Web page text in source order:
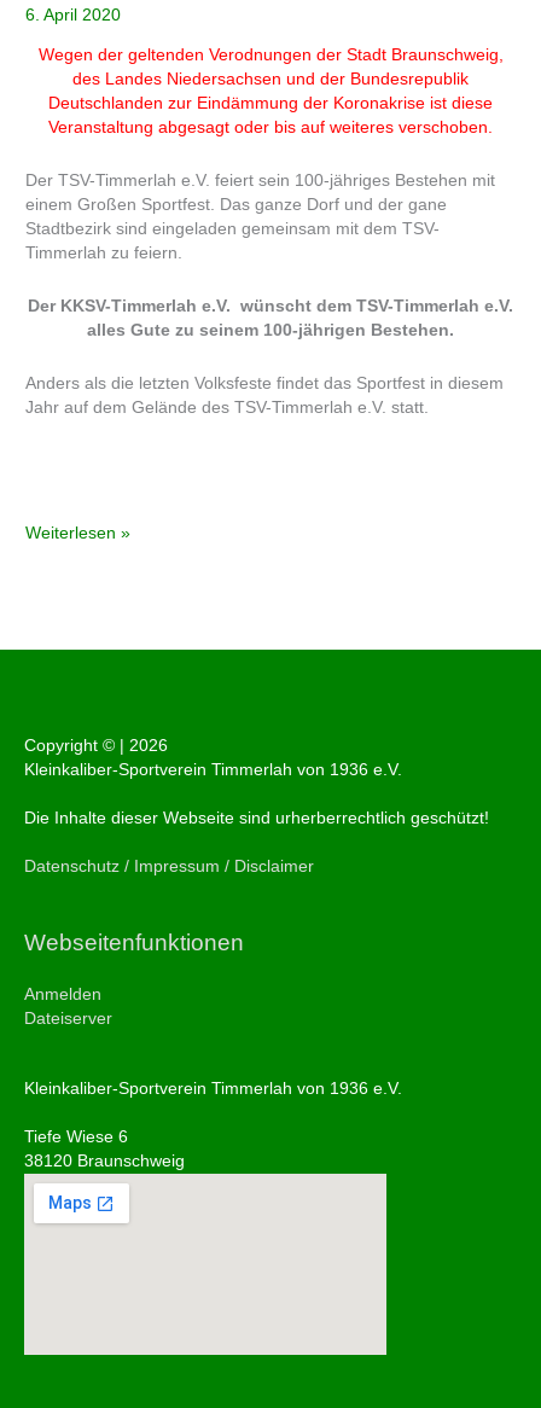
6. April 2020
Wegen der geltenden Verodnungen der Stadt Braunschweig,
des Landes Niedersachsen und der Bundesrepublik
Deutschlanden zur Eindämmung der Koronakrise ist diese
Veranstaltung abgesagt oder bis auf weiteres verschoben.
Der TSV-Timmerlah e.V. feiert sein 100-jähriges Bestehen mit
einem Großen Sportfest. Das ganze Dorf und der gane
Stadtbezirk sind eingeladen gemeinsam mit dem TSV-
Timmerlah zu feiern.
Der KKSV-Timmerlah e.V. wünscht dem TSV-Timmerlah e.V.
alles Gute zu seinem 100-jährigen Bestehen.
Anders als die letzten Volksfeste findet das Sportfest in diesem
Jahr auf dem Gelände des TSV-Timmerlah e.V. statt.
Jahre
TSV-
Timmerlah
e.V.
Weiterlesen »
Copyright © | 2026
Kleinkaliber-Sportverein Timmerlah von 1936 e.V.
Die Inhalte dieser Webseite sind urherberrechtlich geschützt!
Datenschutz / Impressum / Disclaimer
Webseitenfunktionen
Anmelden
Dateiserver
Kleinkaliber-Sportverein Timmerlah von 1936 e.V.
Tiefe Wiese 6
38120 Braunschweig